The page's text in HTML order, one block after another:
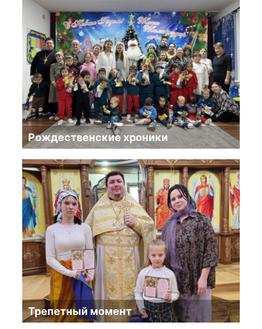
Рождественские хроники
Трепетный момент